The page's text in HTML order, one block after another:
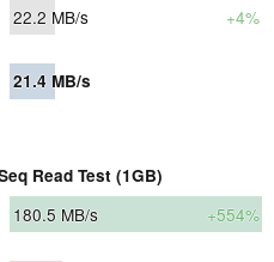
22.2 MB/s +4%
21.4 MB/s
Read Test (1GB)
180.5 MB/s +554%